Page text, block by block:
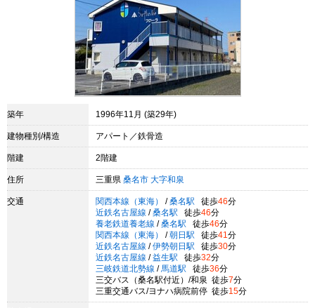
築年 1996年11月 (築29年)
建物種別/構造 アパート／鉄骨造
階建 2階建
住所 三重県 桑名市 大字和泉
交通 関西本線（東海） / 桑名駅 徒歩46分
近鉄名古屋線 / 桑名駅 徒歩46分
養老鉄道養老線 / 桑名駅 徒歩46分
関西本線（東海）
/ 朝日駅 徒歩41 分
近鉄名古屋線 / 伊勢朝日駅 徒歩30分
近鉄名古屋線 / 益生駅 徒歩32分
三岐鉄道北勢線 / 馬道駅 徒歩36分
三交バス（桑名駅付近）/和泉 徒歩7分
三重交通バス/ヨナハ病院前停 徒歩15分